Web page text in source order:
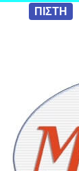
Skip to
conten
ΠΙΣΤΗ